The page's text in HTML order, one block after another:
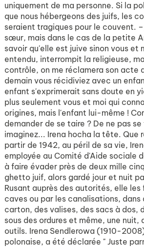
uniquement de ma personne. Si la
que nous hébergeons des juifs, les
seraient tragiques pour le couvent.
sœur, mais dans le cas de la petite
savoir qu'elle est juive sinon vous et
entendu, interrompit la religieuse,
contrôle, on me réclamera son acte
demain vous récidiviez avec un
enfant s'exprimerait sans doute en
plus seulement vous et moi qui
origines, mais l'enfant lui-même !
demander de se taire ? De ne pas se
imaginez... Irena hocha la tête. Que
partir de 1942, au péril de sa vie,
employée au Comité d'Aide sociale
à faire évader près de deux mille
ghetto juif, alors gardé jour et nuit
Rusant auprès des autorités, elle
caves ou par les canalisations, dans
carton, des valises, des sacs à dos,
sous des ordures et même, une nuit,
outils. Irena Sendlerowa (1910-
polonaise, a été déclarée " Juste